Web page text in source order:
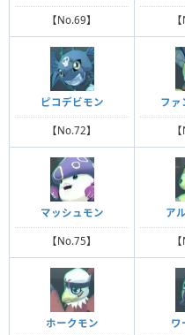
【No.69】
ピコデビモン
【No.72】
ファ
マッシュモン
【No.75】
ア
ホークモン ワ